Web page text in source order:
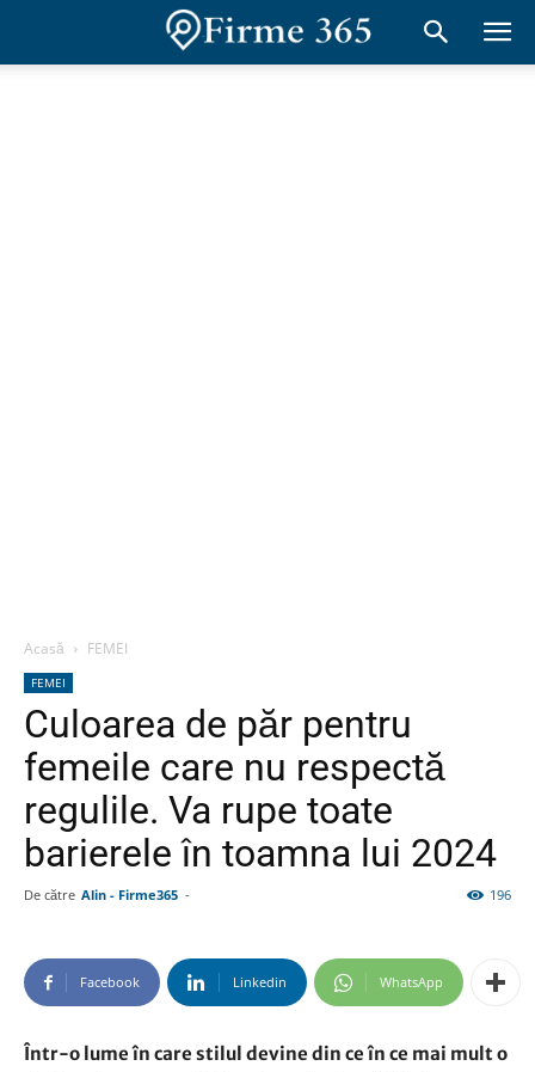
Acasă FEMEI
FEMEI
Culoarea de păr pentru
femeile care nu respectă
regulile. Va rupe toate
barierele în toamna lui 2024
De către Alin - Firme365 - 196
Facebook Linkedin WhatsApp
Într-o lume în care stilul devine din ce în ce mai mult o